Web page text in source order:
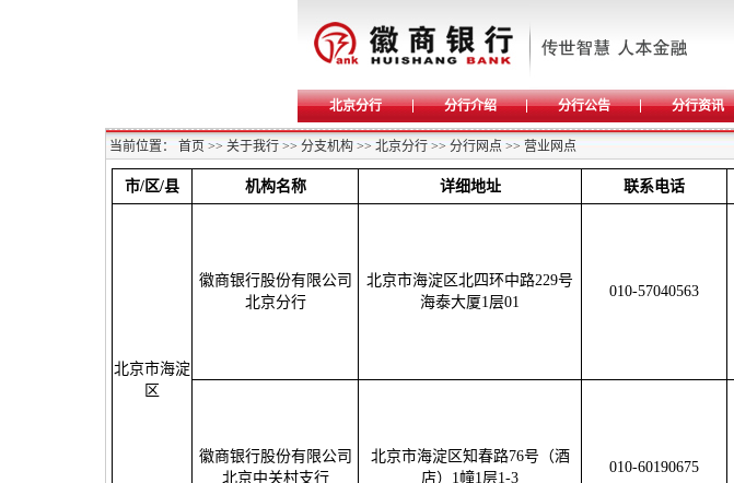
北京分行 分行介绍 分行公告 分行资讯
当前位置： 首页 >> 关于我行 >> 分支机构 >> 北京分行 >> 分行网点 >> 营业网点
市/区/县 机构名称 详细地址 联系电话
北京市海淀
区
徽商银行股份有限公司
北京分行
北京市海淀区北四环中路229号
海泰大厦1层01
010-57040563
徽商银行股份有限公司
北京中关村支行
北京市海淀区知春路76号（酒
店）1幢1层1-3
010-60190675